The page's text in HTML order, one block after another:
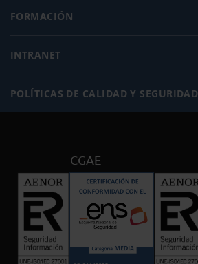
FORMACIÓN
INTRANET
POLÍTICAS DE CALIDAD Y SEGURIDAD
CGAE